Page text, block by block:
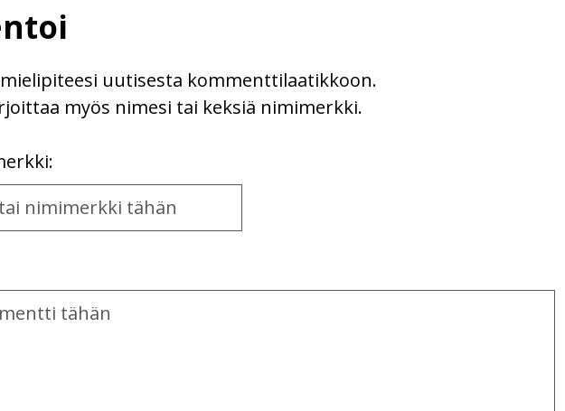
uutisesta kommenttilaatikkoon.
myös nimesi tai keksiä nimimerkki.
First
Name
and